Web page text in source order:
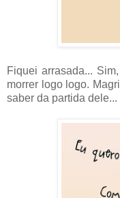
Fiquei arrasada...
morrer logo logo.
saber da partida dele...